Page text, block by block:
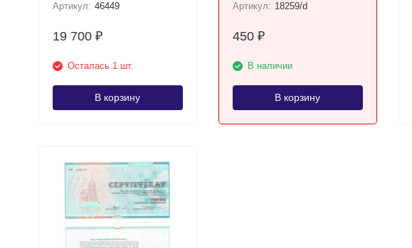
Артикул: 46449
19 700 ₽
Осталась 1 шт.
В корзину
Артикул: 18259/d
450 ₽
В наличии
В корзину